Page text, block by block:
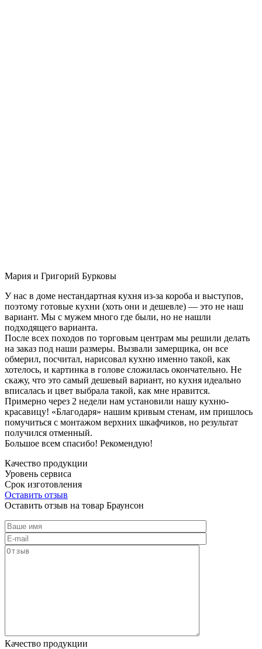
Мария и Григорий Бурковы
У нас в доме нестандартная кухня из-за короба и выступов,
поэтому готовые кухни (хоть они и дешевле) — это не наш
вариант. Мы с мужем много где были, но не нашли
подходящего варианта.
После всех походов по торговым центрам мы решили делать
на заказ под наши размеры. Вызвали замерщика, он все
обмерил, посчитал, нарисовал кухню именно такой, как
хотелось, и картинка в голове сложилась окончательно. Не
скажу, что это самый дешевый вариант, но кухня идеально
вписалась и цвет выбрала такой, как мне нравится.
Примерно через 2 недели нам установили нашу кухню-
красавицу! «Благодаря» нашим кривым стенам, им пришлось
помучиться с монтажом верхних шкафчиков, но результат
получился отменный.
Большое всем спасибо! Рекомендую!
Качество продукции
Уровень сервиса
Срок изготовления
Оставить отзыв
Оставить отзыв на товар Браунсон
Качество продукции